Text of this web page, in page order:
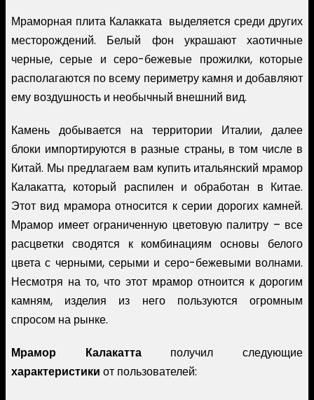
Мраморная плита Калакката выделяется среди других
месторождений. Белый фон украшают хаотичные
черные, серые и серо-бежевые прожилки, которые
располагаются по всему периметру камня и добавляют
ему воздушность и необычный внешний вид.
Камень добывается на территории Италии, далее
блоки импортируются в разные страны, в том числе в
Китай. Мы предлагаем вам купить итальянский мрамор
Калакатта, который распилен и обработан в Китае.
Этот вид мрамора относится к серии дорогих камней.
Мрамор имеет ограниченную цветовую палитру – все
расцветки сводятся к комбинациям основы белого
цвета с черными, серыми и серо-бежевыми волнами.
Несмотря на то, что этот мрамор отноится к дорогим
камням, изделия из него пользуются огромным
спросом на рынке.
Мрамор Калакаттаполучил следующие
характеристики от пользователей: